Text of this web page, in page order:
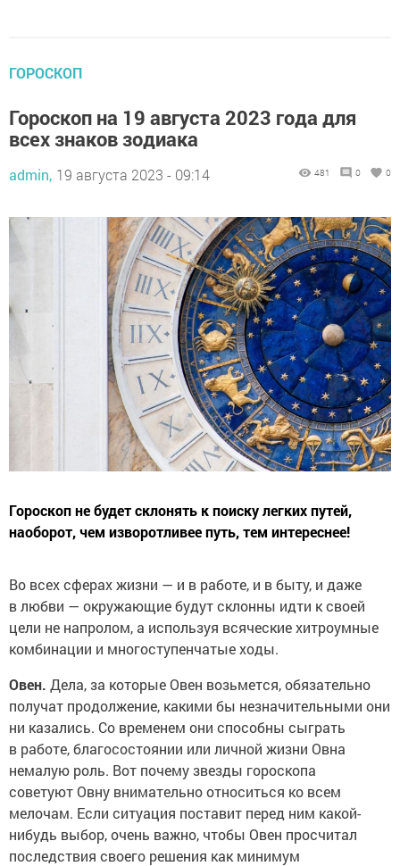
ГОРОСКОП
Гороскоп на 19 августа 2023 года для
всех знаков зодиака
admin, 19 августа 2023 - 09:14 481 0 0
Гороскоп не будет склонять к поиску легких путей,
наоборот, чем изворотливее путь, тем интереснее!
Во всех сферах жизни — и в работе, и в быту, и даже
в любви — окружающие будут склонны идти к своей
цели не напролом, а используя всяческие хитроумные
комбинации и многоступенчатые ходы.
Овен. Дела, за которые Овен возьмется, обязательно
получат продолжение, какими бы незначительными они
ни казались. Со временем они способны сыграть
в работе, благосостоянии или личной жизни Овна
немалую роль. Вот почему звезды гороскопа
советуют Овну внимательно относиться ко всем
мелочам. Если ситуация поставит перед ним какой-
нибудь выбор, очень важно, чтобы Овен просчитал
последствия своего решения как минимум